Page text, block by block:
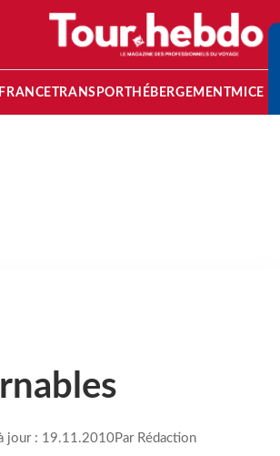
FRANCETRANSPORT HÉBERGEMENTMICE
jour : 19.11.2010Par Rédaction